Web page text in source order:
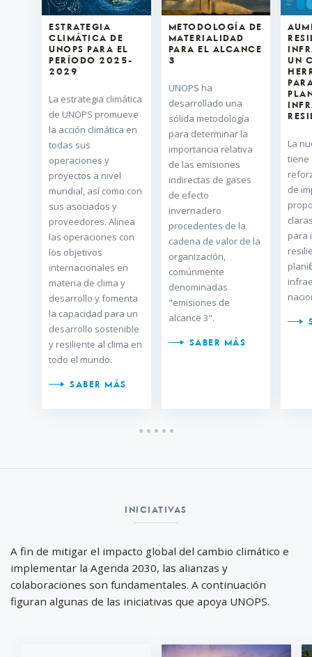
ESTRATEGIA
CLIMÁTICA DE
UNOPS PARA EL
PERÍODO 2025-
2029
La estrategia climática
de UNOPS promueve
la acción climática en
todas sus
operaciones y
proyectos a nivel
mundial, así como con
sus asociados y
proveedores. Alinea
las operaciones con
los objetivos
internacionales en
materia de clima y
desarrollo y fomenta
la capacidad para un
desarrollo sostenible
y resiliente al clima en
todo el mundo.
SABER MÁS
METODOLOGÍA DE
MATERIALIDAD
PARA EL ALCANCE
3
UNOPS ha
desarrollado una
sólida metodología
para determinar la
importancia relativa
de las emisiones
indirectas de gases
de efecto
invernadero
procedentes de la
cadena de valor de la
organización,
comúnmente
denominadas
"emisiones de
alcance 3".
SABER MÁS
UN
La
tiene
de
para
Iniciativas
INICIATIVAS
A fin de mitigar el impacto global del cambio climático e
implementar la Agenda 2030, las alianzas y
colaboraciones son fundamentales. A continuación
figuran algunas de las iniciativas que apoya UNOPS.